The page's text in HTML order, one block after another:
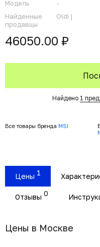
Модель
-
Найденные
продавцы
Oldi |
46050.00 ₽
Найдено 1
Все товары бренда MSI
Цены 1
Отзывы 0
Цены в Москвe